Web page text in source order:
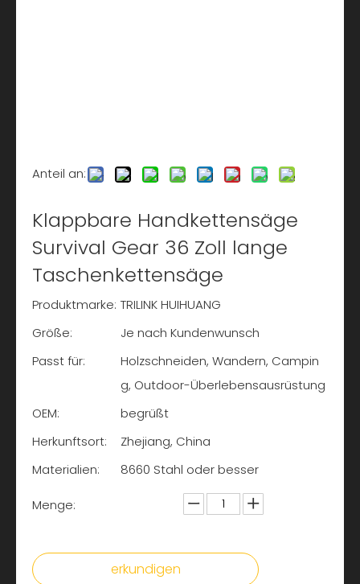
Anteil an:
Klappbare Handkettensäge
Survival Gear 36 Zoll lange
Taschenkettensäge
Produktmarke: TRILINK HUIHUANG
Größe:
Je nach Kundenwunsch
Passt für:
Holzschneiden, Wandern, Campin
g, Outdoor-Überlebensausrüstung
OEM:
begrüßt
Herkunftsort:
Zhejiang, China
Materialien:
8660 Stahl oder besser
Menge:
erkundigen